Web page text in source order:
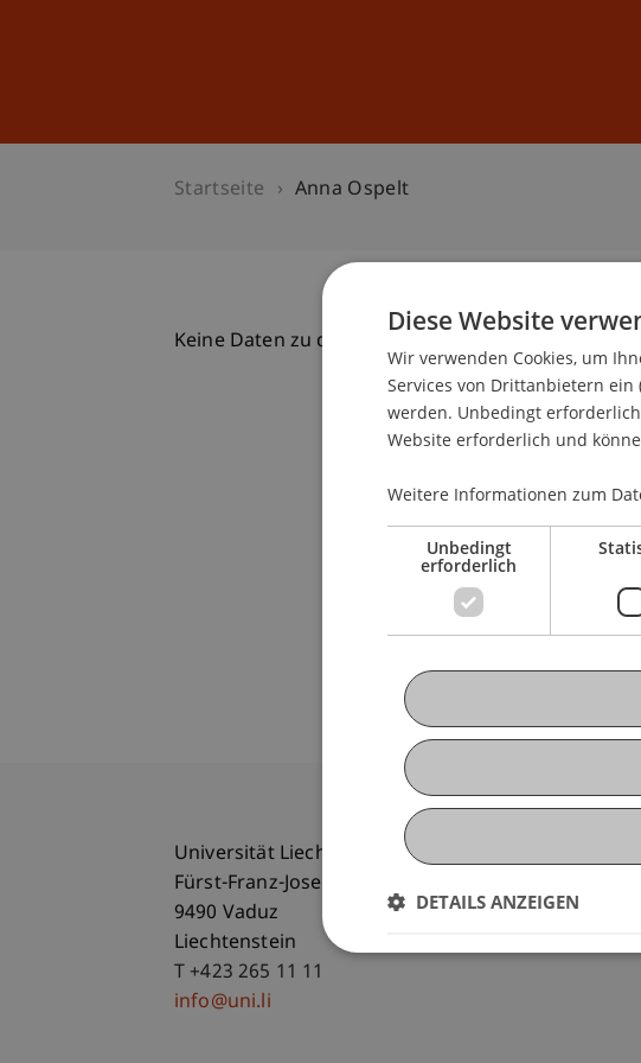
Startseite Anna Ospelt
Keine Daten zu dieser Person gefunden
Universität Liechtenstein
Fürst-Franz-Josef-Strasse
9490 Vaduz
Liechtenstein
T +423 265 11 11
info@uni.li
Disclaimer
Diese Website
Wir verwenden Cookies, um
Services von Drittanbietern ein
werden. Unbedingt
Website erforderlich und
Weitere Informationen zum
Unbedingt
erforderlich
DETAILS ANZEIGEN